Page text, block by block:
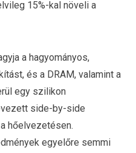
15%-kal növeli a
a hagyományos,
és a DRAM, valamint a
egy szilikon
side-by-side
hőelvezetésen.
egyelőre semmi